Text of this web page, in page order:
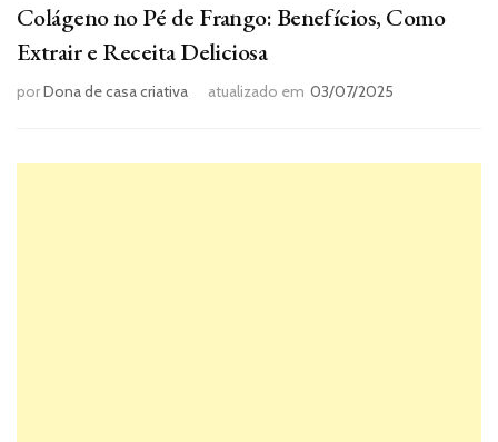
Colágeno no Pé de Frango: Benefícios, Como
Extrair e Receita Deliciosa
porDona de casa criativa atualizado em 03/07/2025